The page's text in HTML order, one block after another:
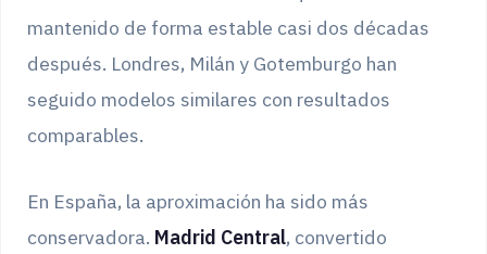
mantenido de forma estable casi dos décadas
después. Londres, Milán y Gotemburgo han
seguido modelos similares con resultados
comparables.
En España, la aproximación ha sido más
conservadora. Madrid Central, convertido